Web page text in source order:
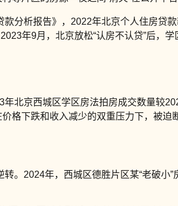
分析报告》，2022年北京个人住房贷
年9月，北京放松“认房不认贷”后
北京西城区学区房法拍房成交数量较
格下跌和收入减少的双重压力下，被迫
转。2024年，西城区德胜片区某“老破